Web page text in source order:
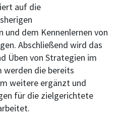
auf die
dem Kennenlernen von
Abschließend wird das
Üben von Strategien im
werden die bereits
weitere ergänzt und
für die zielgerichtete